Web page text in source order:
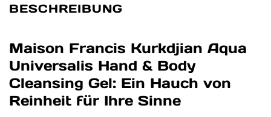
BESCHREIBUNG
Maison Francis Kurkdjian Aqua
Universalis Hand & Body
Cleansing Gel: Ein Hauch von
Reinheit für Ihre Sinne